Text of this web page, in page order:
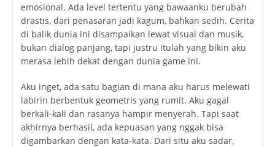
emosional. Ada level tertentu yang bawaanku berubah
drastis, dari penasaran jadi kagum, bahkan sedih. Cerita
di balik dunia ini disampaikan lewat visual dan musik,
bukan dialog panjang, tapi justru itulah yang bikin aku
merasa lebih dekat dengan dunia game ini.
Aku inget, ada satu bagian di mana aku harus melewati
labirin berbentuk geometris yang rumit. Aku gagal
berkali-kali dan rasanya hampir menyerah. Tapi saat
akhirnya berhasil, ada kepuasan yang nggak bisa
digambarkan dengan kata-kata. Dari situ aku sadar,